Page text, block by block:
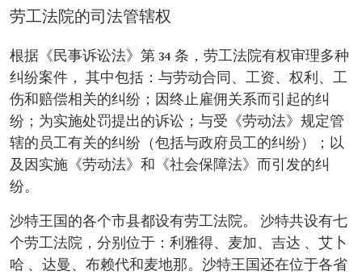
劳工法院的司法管辖权
根据《民事诉讼法》第 34 条，劳工法院有权审理多种
纠纷案件， 其中包括：与劳动合同、工资、权利、工
伤和赔偿相关的纠纷；因终止雇佣关系而引起的纠
纷；为实施处罚提出的诉讼；与受《劳动法》规定管
辖的员工有关的纠纷（包括与政府员工的纠纷）；以
及因实施《劳动法》和《社会保障法》而引发的纠
纷。
沙特王国的各个市县都设有劳工法院。 沙特共设有七
个劳工法院，分别位于：利雅得、麦加、吉达 、艾卜
哈 、达曼、布赖代和麦地那。沙特王国还在位于各省